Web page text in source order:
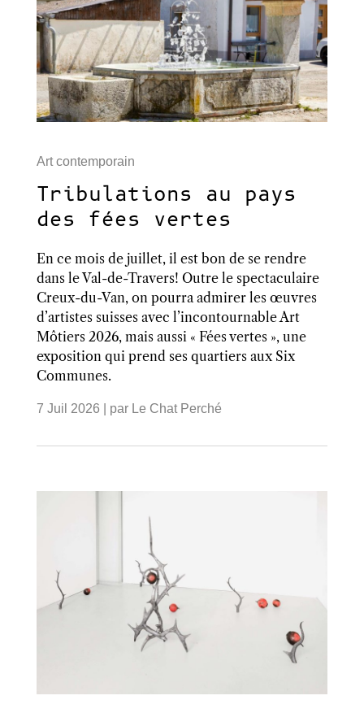
Art contemporain
Tribulations au pays
des fées vertes
En ce mois de juillet, il est bon de se rendre
dans le Val-de-Travers! Outre le spectaculaire
Creux-du-Van, on pourra admirer les œuvres
d’artistes suisses avec l’incontournable Art
Môtiers 2026, mais aussi « Fées vertes », une
exposition qui prend ses quartiers aux Six
Communes.
7 Juil 2026 | par Le Chat Perché